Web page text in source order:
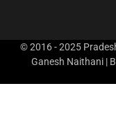
© 2016 - 2025
Ganesh Naithani |